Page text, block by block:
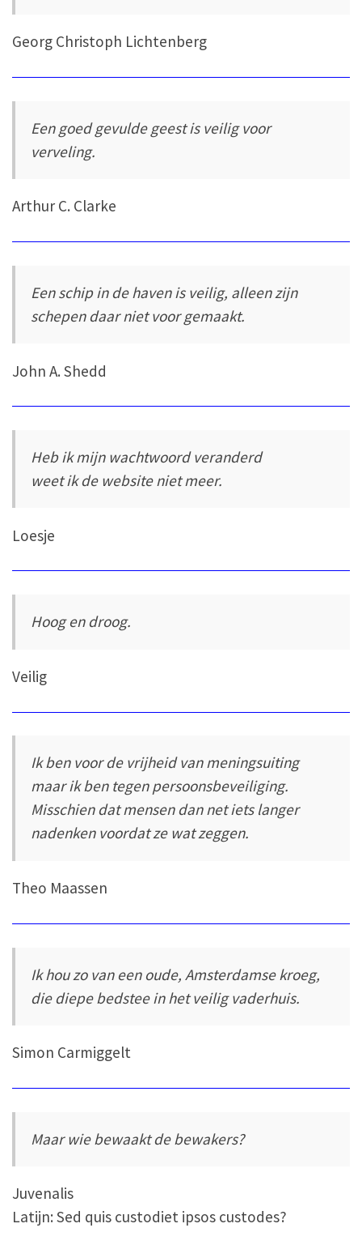
Georg Christoph Lichtenberg
Een goed gevulde geest is veilig voor
verveling.
Arthur C. Clarke
Een schip in de haven is veilig, alleen zijn
schepen daar niet voor gemaakt.
John A. Shedd
Heb ik mijn wachtwoord veranderd
weet ik de website niet meer.
Loesje
Hoog en droog.
Veilig
Ik ben voor de vrijheid van meningsuiting
maar ik ben tegen persoonsbeveiliging.
Misschien dat mensen dan net iets langer
nadenken voordat ze wat zeggen.
Theo Maassen
Ik hou zo van een oude, Amsterdamse kroeg,
die diepe bedstee in het veilig vaderhuis.
Simon Carmiggelt
Maar wie bewaakt de bewakers?
Juvenalis
Latijn: Sed quis custodiet ipsos custodes?